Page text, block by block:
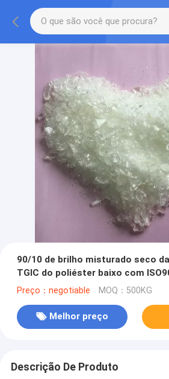
90/10 de brilho misturado seco
TGIC do poliéster baixo com
Preço：negotiable MOQ：500KG
Melhor preço
Descrição De Produto